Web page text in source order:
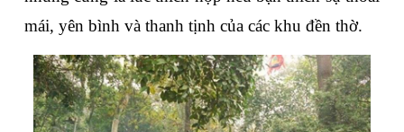
mái, yên bình và thanh tịnh của các khu đền thờ.